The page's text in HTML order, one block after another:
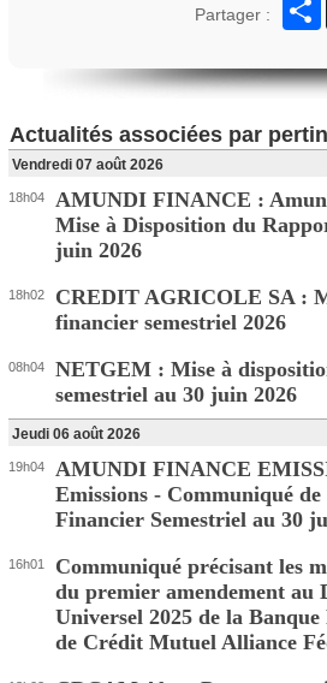
Partager :
Actualités associées par
Vendredi 07 août 2026
18h04
AMUNDI FINANCE :
Mise à Disposition du
juin 2026
18h02
CREDIT AGRICOLE SA :
financier semestriel 2026
08h04
NETGEM : Mise à
semestriel au 30 juin 2026
Jeudi 06 août 2026
19h04
AMUNDI FINANCE
Emissions - Communiqué
Financier Semestriel au 30
16h01
Communiqué précisant les
du premier amendement au
Universel 2025 de la
de Crédit Mutuel Alliance